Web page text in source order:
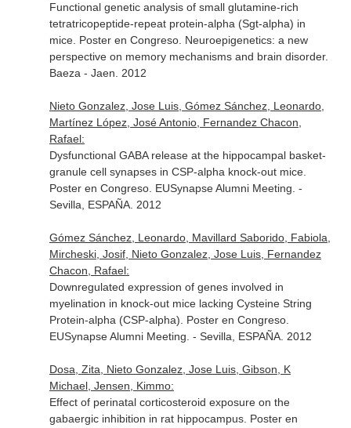
Functional genetic analysis of small glutamine-rich
tetratricopeptide-repeat protein-alpha (Sgt-alpha) in
mice. Poster en Congreso. Neuroepigenetics: a new
perspective on memory mechanisms and brain disorder.
Baeza - Jaen. 2012
Nieto Gonzalez, Jose Luis, Gómez Sánchez, Leonardo,
Martínez López, José Antonio, Fernandez Chacon,
Rafael:
Dysfunctional GABA release at the hippocampal basket-
granule cell synapses in CSP-alpha knock-out mice.
Poster en Congreso. EUSynapse Alumni Meeting. -
Sevilla, ESPAÑA. 2012
Gómez Sánchez, Leonardo, Mavillard Saborido, Fabiola,
Mircheski, Josif, Nieto Gonzalez, Jose Luis, Fernandez
Chacon, Rafael:
Downregulated expression of genes involved in
myelination in knock-out mice lacking Cysteine String
Protein-alpha (CSP-alpha). Poster en Congreso.
EUSynapse Alumni Meeting. - Sevilla, ESPAÑA. 2012
Dosa, Zita, Nieto Gonzalez, Jose Luis, Gibson, K
Michael, Jensen, Kimmo:
Effect of perinatal corticosteroid exposure on the
gabaergic inhibition in rat hippocampus. Poster en